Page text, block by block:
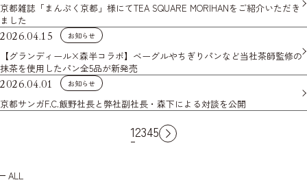
京都雑誌「まんぷく京都」様にてTEA SQUARE MORIHANをご紹介いただき
ました
2026.04.15 お知らせ
【グランディール×森半コラボ】ベーグルやちぎりパンなど当社茶師監修の
抹茶を使用したパン全5品が新発売
2026.04.01 お知らせ
京都サンガF.C.飯野社長と弊社副社長・森下による対談を公開
12345
ALL